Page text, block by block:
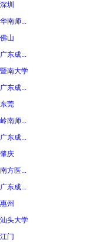
深圳
华南师...
佛山
广东成...
暨南大学
广东成...
东莞
岭南师...
广东成...
肇庆
南方医...
广东成...
惠州
汕头大学
江门